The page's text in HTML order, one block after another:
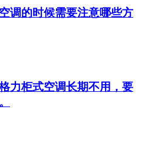
调的时候需要注意哪些方
力柜式空调长期不用，要